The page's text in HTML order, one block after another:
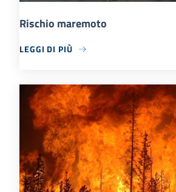
Rischio maremoto
LEGGI DI PIÙ